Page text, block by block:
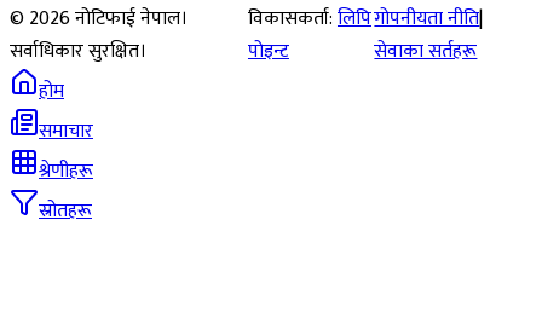
©2026नोटिफाई नेपाल।
सर्वाधिकार सुरक्षित।
विकासकर्ता:लिपि
पोइन्ट
गोपनीयता नीति|
सेवाका सर्तहरू
होम
समाचार
श्रेणीहरू
स्रोतहरू